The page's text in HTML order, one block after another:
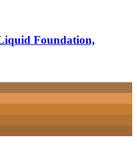
Foundation,